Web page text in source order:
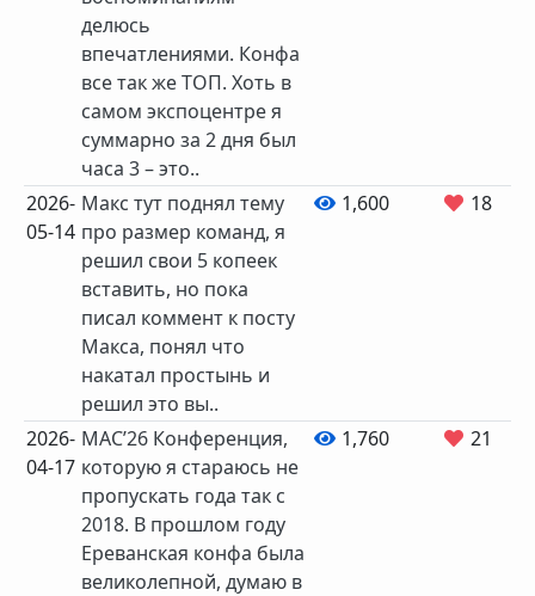
делюсь
впечатлениями. Конфа
все так же ТОП. Хоть в
самом экспоцентре я
суммарно за 2 дня был
часа 3 – это..
2026-
05-14
Макс тут поднял тему
про размер команд, я
решил свои 5 копеек
вставить, но пока
писал коммент к посту
Макса, понял что
накатал простынь и
решил это вы..
1,600 18
2026-
04-17
MAC’26 Конференция,
которую я стараюсь не
пропускать года так с
2018. В прошлом году
Ереванская конфа была
великолепной, думаю в
1,760 21